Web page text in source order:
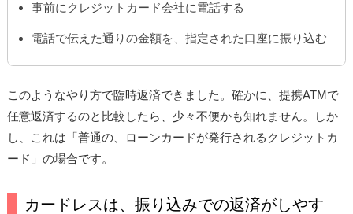
事前にクレジットカード会社に電話する
電話で伝えた通りの金額を、指定された口座に振り込む
このようなやり方で臨時返済できました。確かに、提携ATMで
任意返済するのと比較したら、少々不便かも知れません。しか
し、これは「普通の、ローンカードが発行されるクレジットカ
ード」の場合です。
カードレスは、振り込みでの返済がしやす